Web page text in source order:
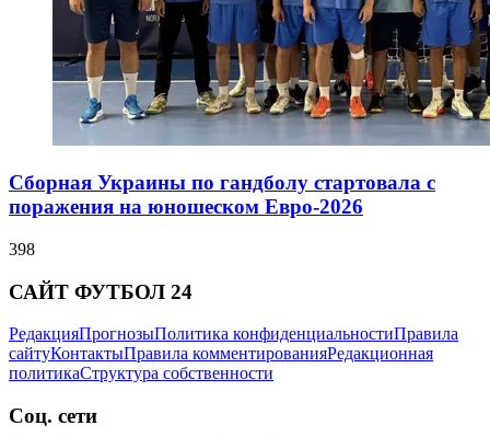
Сборная Украины по гандболу стартовала с
поражения на юношеском Евро-2026
398
САЙТ ФУТБОЛ 24
РедакцияПрогнозыПолитика конфиденциальностиПравила
сайтуКонтактыПравила комментированияРедакционная
политикаСтруктура собственности
Соц. сети